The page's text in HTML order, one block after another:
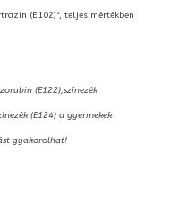
(E102)*, teljes mértékben
(E122),színezék
(E124) a gyermekek
gyakorolhat!